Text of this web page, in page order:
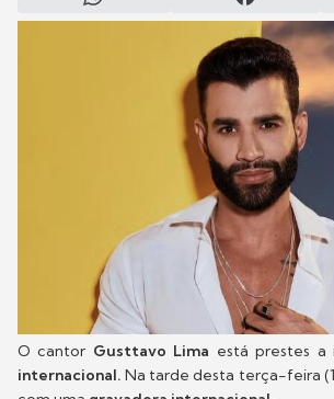
O cantor Gusttavo Lima está prestes a
internacional. Na tarde desta terça-feira